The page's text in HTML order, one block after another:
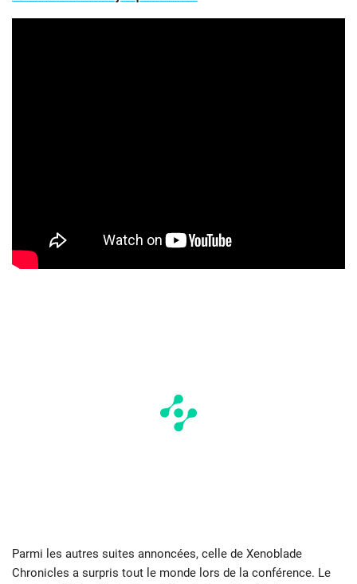
Parmi les autres suites annoncées, celle de Xenoblade
Chronicles a surpris tout le monde lors de la conférence. Le